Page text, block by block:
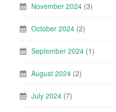
November 2024 (3)
October 2024 (2)
September 2024 (1)
August 2024 (2)
July 2024 (7)